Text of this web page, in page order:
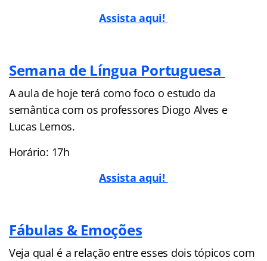
Assista aqui!
Semana de Língua Portuguesa
A aula de hoje terá como foco o estudo da
semântica com os professores Diogo Alves e
Lucas Lemos.
Horário: 17h
Assista aqui!
Fábulas & Emoções
Veja qual é a relação entre esses dois tópicos com